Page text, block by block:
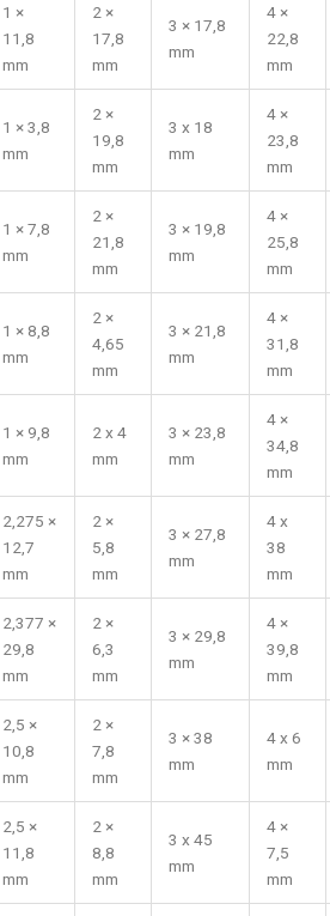
1 ×
11,8
mm
2 ×
17,8
mm
3 × 17,8
mm
4 ×
22,8
mm
1 × 3,8
mm
2 ×
19,8
mm
3 x 18
mm
4 ×
23,8
mm
1 × 7,8
mm
2 ×
21,8
mm
3 × 19,8
mm
4 ×
25,8
mm
1 × 8,8
mm
2 ×
4,65
mm
3 × 21,8
mm
4 ×
31,8
mm
1 × 9,8
mm
2 x 4
mm
3 × 23,8
mm
4 ×
34,8
mm
2,275 ×
12,7
mm
2 ×
5,8
mm
3 × 27,8
mm
4 x
38
mm
2,377 ×
29,8
mm
2 ×
6,3
mm
3 × 29,8
mm
4 ×
39,8
mm
2,5 ×
10,8
mm
2 ×
7,8
mm
3 × 38
mm
4 x 6
mm
2,5 ×
11,8
mm
2 ×
8,8
mm
3 x 45
mm
4 ×
7,5
mm